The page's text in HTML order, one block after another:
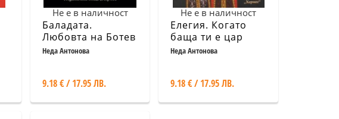
Не е в наличност
Баладата.
Любовта на Ботев
и Венета
Неда Антонова
9.18 € / 17.95 ЛВ.
Не е в наличност
Елегия. Когато
баща ти е цар
Неда Антонова
9.18 € / 17.95 ЛВ.